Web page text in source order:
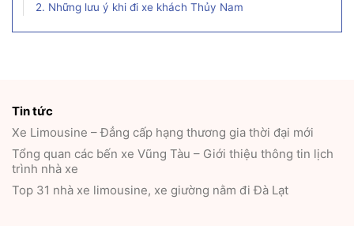
2. Những lưu ý khi đi xe khách Thủy Nam
Tin tức
Xe Limousine – Đẳng cấp hạng thương gia thời đại mới
Tổng quan các bến xe Vũng Tàu – Giới thiệu thông tin lịch
trình nhà xe
Top 31 nhà xe limousine, xe giường nằm đi Đà Lạt